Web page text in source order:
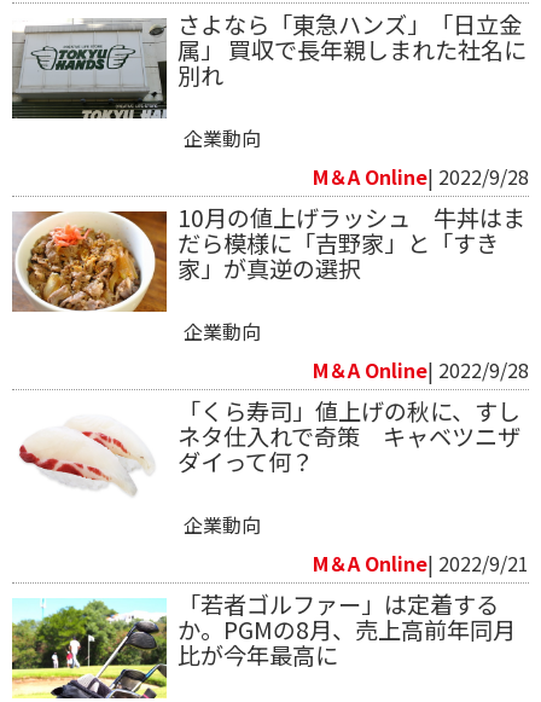
さよなら「東急ハンズ」「日立金
属」 買収で長年親しまれた社名に
別れ
企業動向
M＆A Online| 2022/9/28
10月の値上げラッシュ 牛丼はま
だら模様に「吉野家」と「すき
家」が真逆の選択
企業動向
M＆A Online| 2022/9/28
「くら寿司」値上げの秋に、すし
ネタ仕入れで奇策 キャベツニザ
ダイって何？
企業動向
M＆A Online| 2022/9/21
「若者ゴルファー」は定着する
か。PGMの8月、売上高前年同月
比が今年最高に